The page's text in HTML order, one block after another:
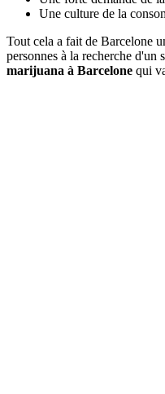
Une culture de la
Tout cela a fait de Barcelone
personnes à la recherche d'un
marijuana à Barcelone qui